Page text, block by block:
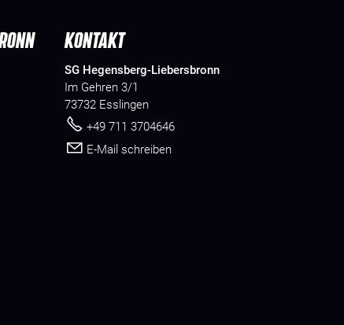
KONTAKT
SG Hegensberg-Liebersbronn
Im Gehren 3/1
73732 Esslingen
+49 711 3704646
E-Mail schreiben